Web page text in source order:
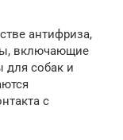
антифриза,
включающие
для собак и
с